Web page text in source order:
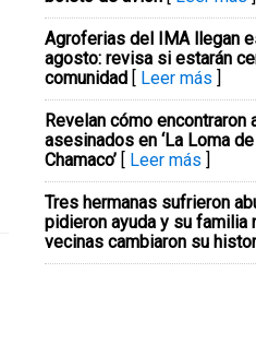
Agroferias del IMA llegan
agosto: revisa si estarán
comunidad [ Leer más ]
Revelan cómo
asesinados en ‘La Loma de
Chamaco’ [ Leer más ]
Tres hermanas sufrieron
pidieron ayuda y su familia
vecinas cambiaron su